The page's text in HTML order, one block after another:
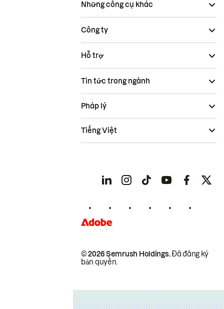
Những công cụ khác
Công ty
Hỗ trợ
Tin tức trong ngành
© 2026 Semrush Holdings.Đã đăng ký
bản quyền.
Pháp lý
Tiếng Việt